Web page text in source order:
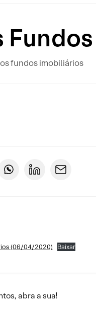
fundos imobiliários
(06/04/2020) Baixar
abra a sua!